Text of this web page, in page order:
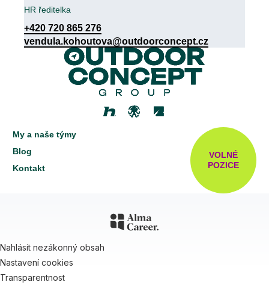
HR ředitelka
+420 720 865 276
vendula.kohoutova@outdoorconcept.cz
My a naše týmy
Blog
Kontakt
VOLNÉ
POZICE
Nahlásit nezákonný obsah
Nastavení cookies
Transparentnost